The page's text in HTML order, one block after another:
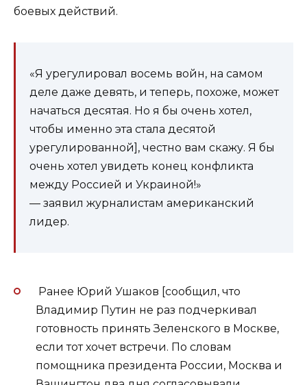
боевых действий.
«Я урегулировал восемь войн, на самом
деле даже девять, и теперь, похоже, может
начаться десятая. Но я бы очень хотел,
чтобы именно эта стала десятой
урегулированной], честно вам скажу. Я бы
очень хотел увидеть конец конфликта
между Россией и Украиной!»
— заявил журналистам американский
лидер.
Ранее Юрий Ушаков [сообщил, что
Владимир Путин не раз подчеркивал
готовность принять Зеленского в Москве,
если тот хочет встречи. По словам
помощника президента России, Москва и